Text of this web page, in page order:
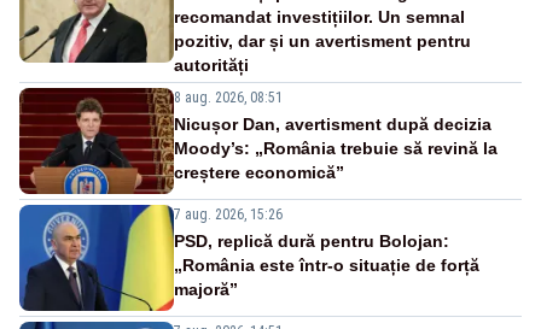
recomandat investițiilor. Un semnal
pozitiv, dar și un avertisment pentru
autorități
8 aug. 2026, 08:51
Nicușor Dan, avertisment după decizia
Moody’s: „România trebuie să revină la
creștere economică”
7 aug. 2026, 15:26
PSD, replică dură pentru Bolojan:
„România este într-o situație de forță
majoră”